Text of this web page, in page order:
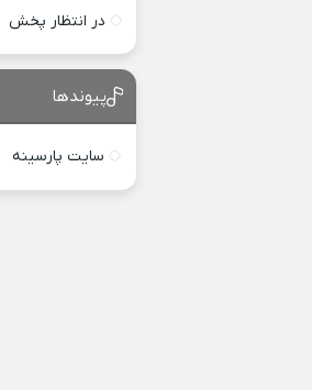
در انتظار پخش
پیوندها
سایت پارسینه